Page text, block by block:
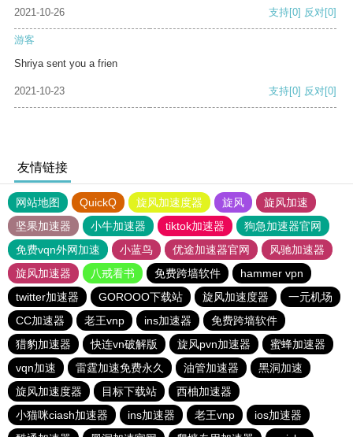
2021-10-26 支持[0] 反对[0]
游客
Shriya sent you a frien
2021-10-23 支持[0] 反对[0]
友情链接
网站地图 QuickQ 旋风加速度器 旋风
旋风加速
坚果加速器
小牛加速器 tiktok加速器
狗急加速器官网
免费vqn外网加速
小蓝鸟 优途加速器官网
风驰加速器
旋风加速器
八戒看书 免费跨墙软件
hammer vpn
twitter加速器
GOROOO下载站 旋风加速度器
一元机场
CC加速器
老王vnp ins加速器
免费跨墙软件
猎豹加速器
快连vn破解版 旋风pvn加速器
蜜蜂加速器
vqn加速
雷霆加速免费永久 油管加速器
黑洞加速
旋风加速度器
目标下载站
西柚加速器
小猫咪ciash加速器
ins加速器 老王vnp
ios加速器